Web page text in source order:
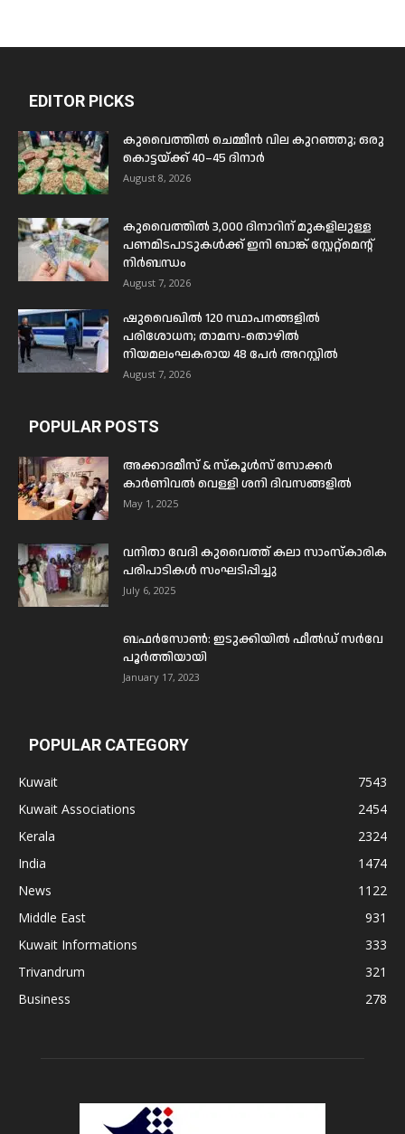
EDITOR PICKS
കുവൈത്തിൽ ചെമ്മീൻ വില കുറഞ്ഞു; ഒരു
കൊട്ടയ്ക്ക് 40–45 ദിനാർ
August 8, 2026
കുവൈത്തിൽ 3,000 ദിനാറിന് മുകളിലുള്ള
പണമിടപാടുകൾക്ക് ഇനി ബാങ്ക് സ്റ്റേറ്റ്മെന്റ്
നിർബന്ധം
August 7, 2026
ഷുവൈഖിൽ 120 സ്ഥാപനങ്ങളിൽ
പരിശോധന; താമസ-തൊഴിൽ
നിയമലംഘകരായ 48 പേർ അറസ്റ്റിൽ
August 7, 2026
POPULAR POSTS
അക്കാദമീസ് & സ്കൂൾസ് സോക്കർ
കാർണിവൽ വെള്ളി ശനി ദിവസങ്ങളിൽ
May 1, 2025
വനിതാ വേദി കുവൈത്ത് കലാ സാംസ്കാരിക
പരിപാടികൾ സംഘടിപ്പിച്ചു
July 6, 2025
ബഫര്‍സോണ്‍: ഇടുക്കിയില്‍ ഫീല്‍ഡ് സര്‍വേ
പൂര്‍ത്തിയായി
January 17, 2023
POPULAR CATEGORY
Kuwait
7543
Kuwait Associations
2454
Kerala
2324
India
1474
News
1122
Middle East
931
Kuwait Informations
333
Trivandrum
321
Business
278